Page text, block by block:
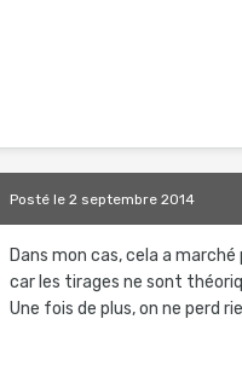
Postéle 2 septembre 2014
Dans mon cas, cela a
car les tirages ne sont
Une fois de plus, on ne perd